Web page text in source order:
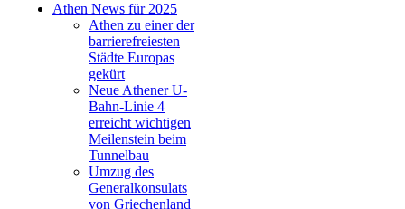
Athen News für 2025
Athen zu einer der
barrierefreiesten
Städte Europas
gekürt
Neue Athener U-
Bahn-Linie 4
erreicht wichtigen
Meilenstein beim
Tunnelbau
Umzug des
Generalkonsulats
von Griechenland